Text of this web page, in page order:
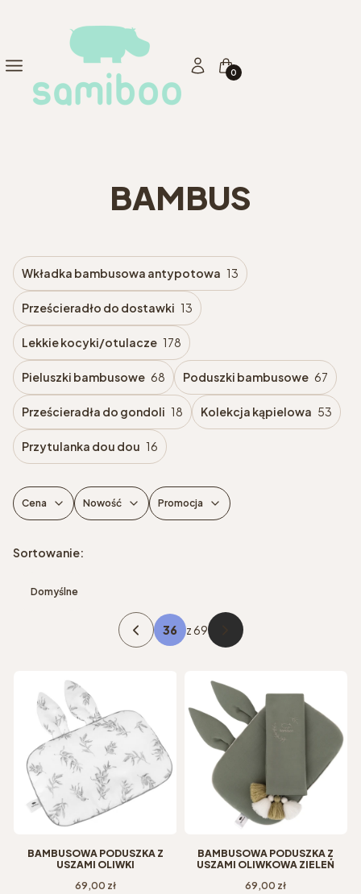
Menu Zaloguj sięProdukty w koszyku: 0.
Koszyk
BAMBUS
Wkładka bambusowa antypotowa 13
Prześcieradło do dostawki 13
Lekkie kocyki/otulacze 178
Pieluszki bambusowe 68 Poduszki bambusowe 67
Prześcieradła do gondoli 18 Kolekcja kąpielowa 53
Przytulanka dou dou 16
Cena Nowość Promocja
Lista produktów
Sortowanie:
Domyślne
Poprzednie produkty
z 69 Następne produkty
BAMBUSOWA PODUSZKA Z
USZAMI OLIWKI
Cena
69,00 zł
BAMBUSOWA PODUSZKA Z
USZAMI OLIWKOWA ZIELEŃ
Cena
69,00 zł